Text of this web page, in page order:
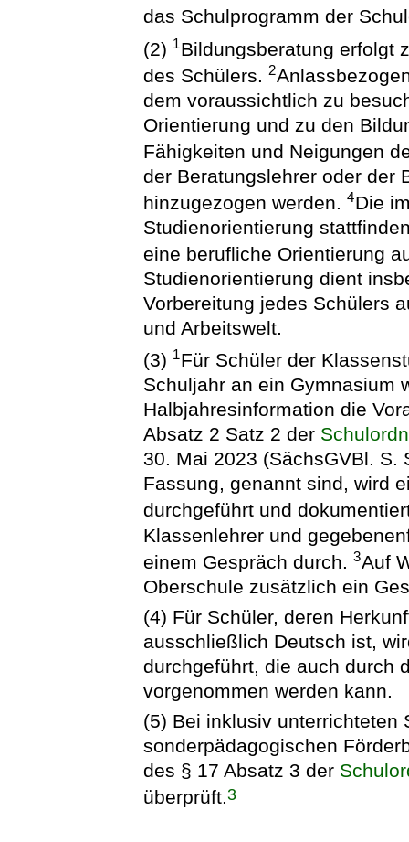
das Schulprogramm der
(2) 1Bildungsberatung erfolgt
des Schülers.2
dem voraussichtlich zu
Orientierung und zu den
Fähigkeiten und Neigungen
der Beratungslehrer oder der
hinzugezogen werden.4Die
Studienorientierung
eine berufliche Orientierung
Studienorientierung dient
Vorbereitung jedes Schülers
und Arbeitswelt.
(3) 1Für Schüler der
Schuljahr an ein Gymnasium
Halbjahresinformation die
Absatz 2 Satz 2 der
30. Mai 2023 (SächsGVBl. S.
Fassung, genannt sind, wird
durchgeführt und
Klassenlehrer und
einem Gespräch durch.3Auf
Oberschule zusätzlich ein
(4) Für Schüler, deren
ausschließlich Deutsch ist,
durchgeführt, die auch durch
vorgenommen werden kann.
(5) Bei inklusiv unterrichteten
sonderpädagogischen
des § 17 Absatz 3 der
überprüft.3